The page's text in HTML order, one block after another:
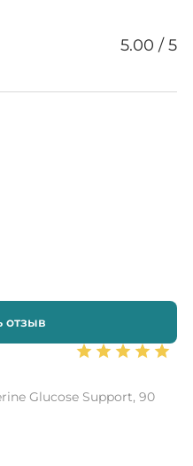
Glucose Support, 90
5.00 / 5
отзыв